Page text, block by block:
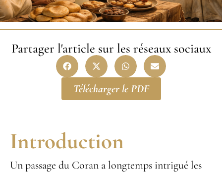
Partager l'article sur les réseaux sociaux
Télécharger le PDF
Introduction
Un passage du Coran a longtemps intrigué les